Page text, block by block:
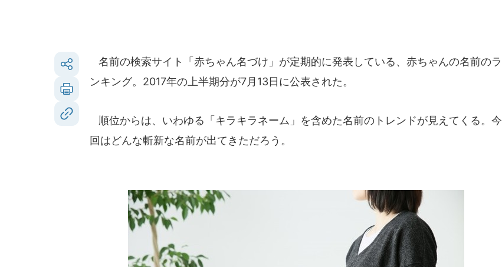
名前の検索サイト「赤ちゃん名づけ」が定期的に発表している、赤ちゃんの名前のラ
ンキング。2017年の上半期分が7月13日に公表された。
順位からは、いわゆる「キラキラネーム」を含めた名前のトレンドが見えてくる。今
回はどんな斬新な名前が出てきただろう。